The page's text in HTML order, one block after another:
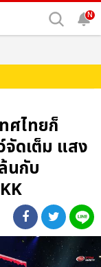
N
ศไทยก็
จัดเต็ม แสง
นกับ